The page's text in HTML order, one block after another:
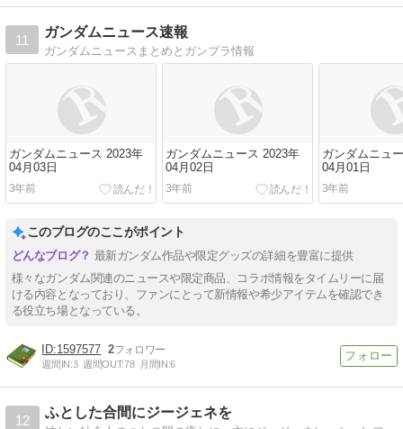
11
ガンダムニュース速報
ガンダムニュースまとめとガンプラ情報
ガンダムニュース 2023年
04月03日
3年前
ガンダムニュース 2023年
04月02日
3年前
ガンダムニュ
04月01日
3年前
このブログのここがポイント
最新ガンダム作品や限定グッズの詳細を豊富に提供
様々なガンダム関連のニュースや限定商品、コラボ情報をタイムリーに届
ける内容となっており、ファンにとって新情報や希少アイテムを確認でき
る役立ち場となっている。
1597577 2
週間IN:3 週間OUT:78 月間IN:6
12
ふとした合間にジージェネを